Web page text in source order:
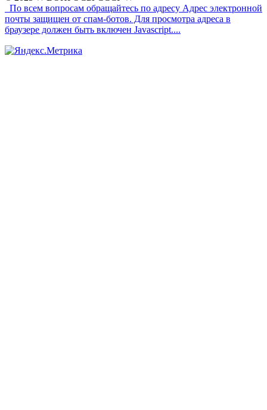
По всем вопросам обращайтесь по адресу Адрес электронной
почты защищен от спам-ботов. Для просмотра адреса в
браузере должен быть включен Javascript....